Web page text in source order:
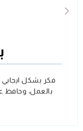
فكر بشكل ايجابي
بالعمل، وحافظ